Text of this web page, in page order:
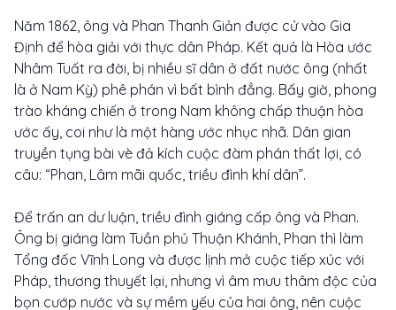
Năm 1862, ông và Phan Thanh Giản được cử vào Gia
Định để hòa giải với thực dân Pháp. Kết quả là Hòa ước
Nhâm Tuất ra đời, bị nhiều sĩ dân ở đất nước ông (nhất
là ở Nam Kỳ) phê phán vì bất bình đẳng. Bấy giờ, phong
trào kháng chiến ở trong Nam không chấp thuận hòa
ước ấy, coi như là một hàng ước nhục nhã. Dân gian
truyền tụng bài vè đả kích cuộc đàm phán thất lợi, có
câu: “Phan, Lâm mãi quốc, triều đình khí dân”.
Để trấn an dư luận, triều đình giáng cấp ông và Phan.
Ông bị giáng làm Tuần phủ Thuận Khánh, Phan thì làm
Tổng đốc Vĩnh Long và được lịnh mở cuộc tiếp xúc với
Pháp, thương thuyết lại, nhưng vì âm mưu thâm độc của
bọn cướp nước và sự mềm yếu của hai ông, nên cuộc